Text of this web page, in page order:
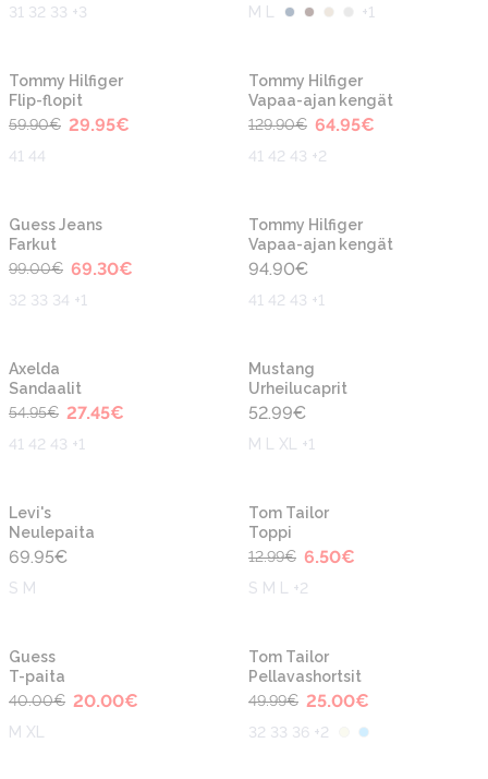
31 32 33 +3 M L +1
-50%
Tommy Hilfiger
Flip-flopit
59.90€ 29.95€
41 44
-50%
Tommy Hilfiger
Vapaa-ajan kengät
129.90€ 64.95€
41 42 43 +2
-30%
Guess Jeans
Farkut
99.00€ 69.30€
32 33 34 +1
Tommy Hilfiger
Vapaa-ajan kengät
94.90€
41 42 43 +1
-50%
Axelda
Sandaalit
54.95€ 27.45€
41 42 43 +1
Mustang
Urheilucaprit
52.99€
M L XL +1
Levi's
Neulepaita
69.95€
S M
-50%
Tom Tailor
Toppi
12.99€ 6.50€
S M L +2
Guess
T-paita
40.00€ 20.00€
M XL
-50%
Tom Tailor
Pellavashortsit
49.99€ 25.00€
32 33 36 +2